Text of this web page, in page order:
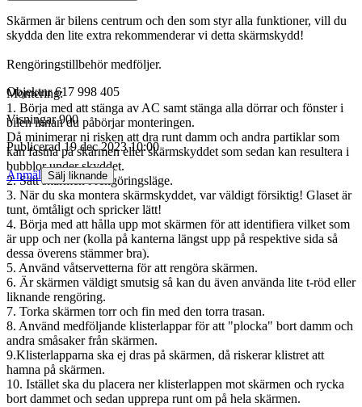
Skärmen är bilens centrum och den som styr alla funktioner, vill du
skydda den lite extra rekommenderar vi detta skärmskydd!
Rengöringstillbehör medföljer.
Montering:
1. Börja med att stänga av AC samt stänga alla dörrar och fönster i
bilen innan du påbörjar monteringen.
Då minimerar ni risken att dra runt damm och andra partiklar som
kan fastna på skärmen eller skärmskyddet som sedan kan resultera i
bubblor under skyddet.
2. Sätt skärmen i rengöringsläge.
3. När du ska montera skärmskyddet, var väldigt försiktig! Glaset är
tunt, ömtåligt och spricker lätt!
4. Börja med att hålla upp mot skärmen för att identifiera vilket som
är upp och ner (kolla på kanterna längst upp på respektive sida så
dessa överens stämmer bra).
5. Använd våtservetterna för att rengöra skärmen.
6. Är skärmen väldigt smutsig så kan du även använda lite t-röd eller
liknande rengöring.
7. Torka skärmen torr och fin med den torra trasan.
8. Använd medföljande klisterlappar för att "plocka" bort damm och
andra småsaker från skärmen.
9.Klisterlapparna ska ej dras på skärmen, då riskerar klistret att
hamna på skärmen.
10. Istället ska du placera ner klisterlappen mot skärmen och rycka
bort dammet och sedan upprepa runt om på hela skärmen.
Objektnr 617 998 405
Visningar 900
Publicerad 19 dec 2023 10:00
Anmäl Sälj liknande